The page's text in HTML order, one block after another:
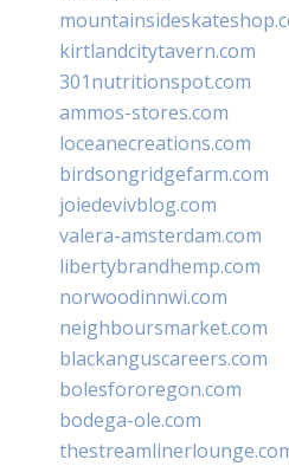
kirtlandcitytavern.com
301nutritionspot.com
ammos-stores.com
loceanecreations.com
birdsongridgefarm.com
joiedevivblog.com
valera-amsterdam.com
libertybrandhemp.com
norwoodinnwi.com
neighboursmarket.com
blackanguscareers.com
bolesfororegon.com
bodega-ole.com